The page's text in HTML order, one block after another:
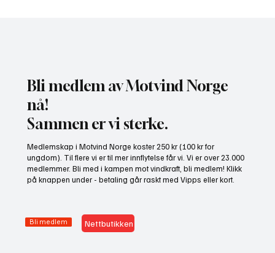
presse fram mer vindkraft
Bli medlem av Motvind Norge
nå!
Sammen er vi sterke.
Medlemskap i Motvind Norge koster 250 kr (100 kr for
ungdom). Til flere vi er til mer innflytelse får vi. Vi er over 23.000
medlemmer. Bli med i kampen mot vindkraft, bli medlem! Klikk
på knappen under - betaling går raskt med Vipps eller kort.
Bli medlem Nettbutikken